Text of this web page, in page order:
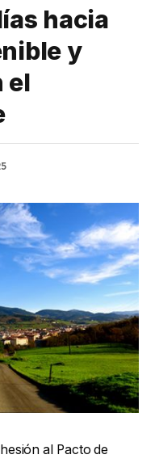
hacia
y
el
al Pacto de